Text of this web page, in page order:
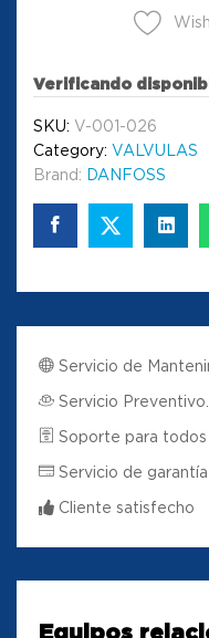
Verificando
SKU: V-001-026
Category: VALVULAS
Brand: DANFOSS
Servicio de
Servicio Preventivo.
Soporte para todos
Servicio de
Cliente satisfecho
Equipos